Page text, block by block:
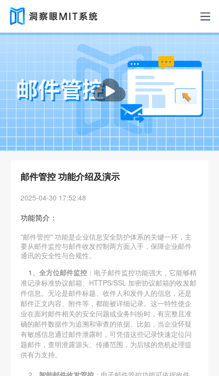
洞察眼MIT系统
放
邮件管控 功能介绍及演示
2025-04-30 17:52:48
功能简介：
“邮件管控” 功能是企业信息安全防护体系的关键一环，主
要从邮件监控与邮件收发控制两方面入手，保障企业邮件
通讯的安全性与合规性。
1、全方位邮件监控 ：电子邮件监控功能强大，它能够精
准记录标准协议邮箱、HTTPS/SSL 加密协议邮箱的收发邮
件信息。无论是邮件标题、收件人和发件人的信息，还是
邮件正文内容、附件等，都能被详细记录。这一特性使企
业在面对邮件相关的安全问题或业务纠纷时，有完整且准
确的邮件数据作为追溯和审查的依据。比如，当企业怀疑
有敏感信息通过邮件泄露时，可凭借这些记录快速定位问
题邮件，查明泄露源头、传播范围，为后续的危机处理提
供有力支持。